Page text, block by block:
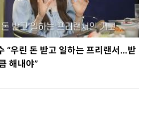
“우린 돈 받고 일하는 프리랜서…받
해내야”